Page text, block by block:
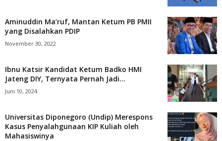
Aminuddin Ma’ruf, Mantan Ketum PB PMII
yang Disalahkan PDIP
November 30, 2022
Ibnu Katsir Kandidat Ketum Badko HMI
Jateng DIY, Ternyata Pernah Jadi...
Juni 10, 2024
Universitas Diponegoro (Undip) Merespons
Kasus Penyalahgunaan KIP Kuliah oleh
Mahasiswinya